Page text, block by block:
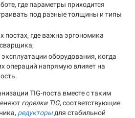
где параметры приходится
под разные толщины и типы
постах, где важна эргономика
оборудования, когда
операций напрямую влияет на
TIG-поста вместе с таким
горелки TIG, соответствующие
редукторыдля стабильной